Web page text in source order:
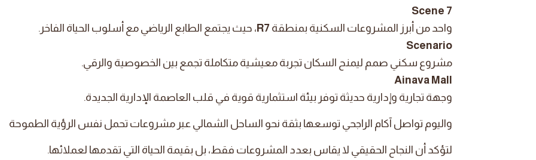
Scene 7
واحد من أبرز المشروعات السكنية بمنطقة R7، حيث يجتمع الطابع الرياضي مع أسلوب الحياة الفاخر.
Scenario
مشروع سكني صمم ليمنح السكان تجربة معيشية متكاملة تجمع بين الخصوصية والرقي.
Ainava Mall
وجهة تجارية وإدارية حديثة توفر بيئة استثمارية قوية في قلب العاصمة الإدارية الجديدة.
واليوم تواصل آكام الراجحي توسعها بثقة نحو الساحل الشمالي عبر مشروعات تحمل نفس الرؤية الطموحة
لتؤكد أن النجاح الحقيقي لا يقاس بعدد المشروعات فقط، بل بقيمة الحياة التي تقدمها لعملائها.